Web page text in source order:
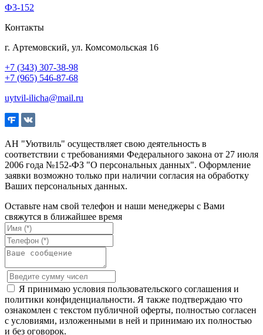
Ф3-152
Контакты
г. Артемовский, ул. Комсомольская 16
+7 (343) 307-38-98
+7 (965) 546-87-68
uytvil-ilicha@mail.ru
АН "Уютвиль" осуществляет свою деятельность в
соответствии с требованиями Федерального закона от 27 июля
2006 года №152-ФЗ "О персональных данных". Оформление
заявки возможно только при наличии согласия на обработку
Ваших персональных данных.
Оставьте нам свой телефон и наши менеджеры с Вами
свяжутся в ближайшее время
Я принимаю условия пользовательского соглашения и
политики конфиденциальности. Я также подтверждаю что
ознакомлен с текстом публичной оферты, полностью согласен
с условиями, изложенными в ней и принимаю их полностью
и без оговорок.